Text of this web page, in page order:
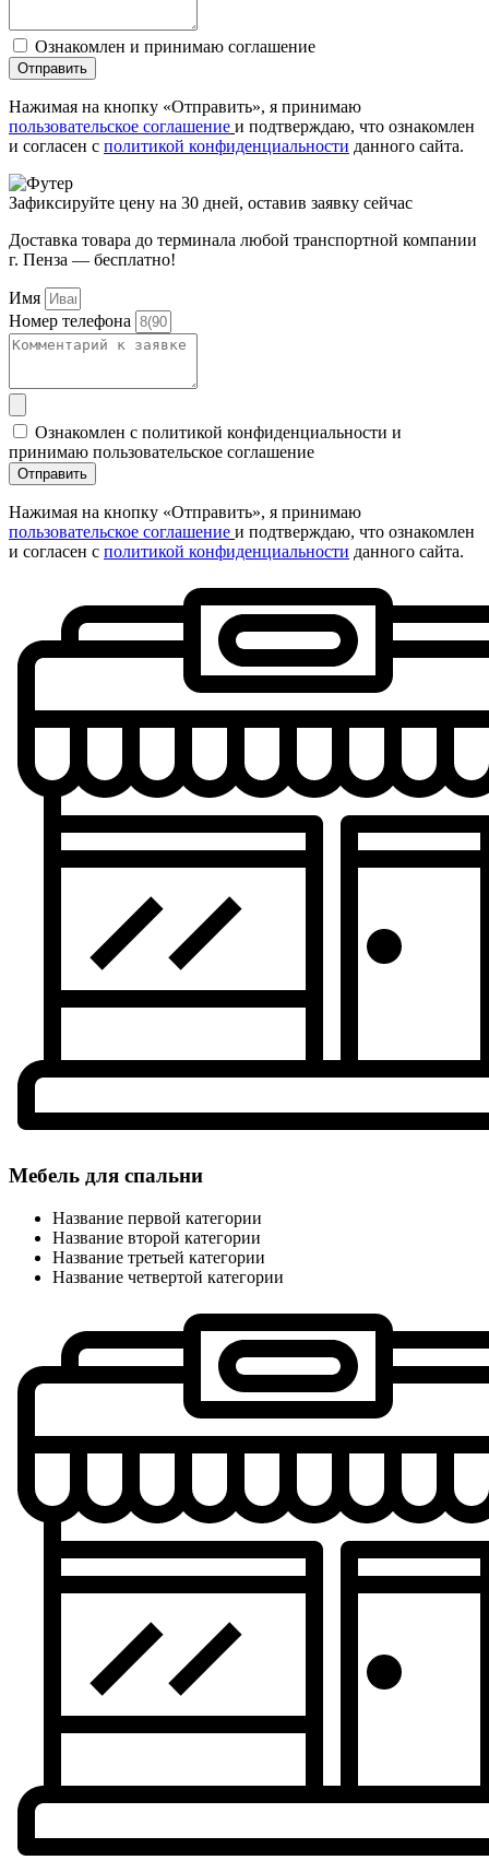
Ознакомлен и принимаю соглашение
Отправить
Нажимая на кнопку «Отправить», я принимаю
пользовательское соглашение и подтверждаю, что ознакомлен
и согласен с политикой конфиденциальности данного сайта.
Зафиксируйте цену на 30 дней, оставив заявку сейчас
Доставка товара до терминала любой транспортной компании
г. Пенза — бесплатно!
Имя
Номер телефона
Ознакомлен с политикой конфиденциальности и
принимаю пользовательское соглашение
Отправить
Нажимая на кнопку «Отправить», я принимаю
пользовательское соглашение и подтверждаю, что ознакомлен
и согласен с политикой конфиденциальности данного сайта.
Мебель для спальни
Название первой категории
Название второй категории
Название третьей категории
Название четвертой категории